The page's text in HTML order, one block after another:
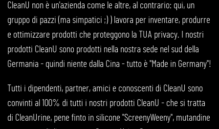
CleanU non è un'azienda come le altre, al contrario: qui, un
gruppo di pazzi (ma simpatici ;) ) lavora per inventare, produrre
e ottimizzare prodotti che proteggono la TUA privacy. I nostri
prodotti CleanU sono prodotti nella nostra sede nel sud della
Germania - quindi niente dalla Cina - tutto è "Made in Germany"!
Tutti i dipendenti, partner, amici e conoscenti di CleanU sono
convinti al 100% di tutti i nostri prodotti CleanU - che si tratta
di CleanUrine, pene finto in silicone "ScreenyWeeny", mutandine